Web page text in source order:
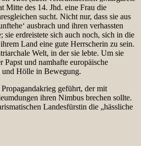
Mitte des 14. Jhd. eine Frau die
sucht. Nicht nur, dass sie aus
ausbrach und ihren verhassten
sie erdreistete sich auch noch, sich in die
Land eine gute Herrscherin zu sein.
Welt, in der sie lebte. Um sie
Papst und namhafte europäische
Hölle in Bewegung.
geführt, der mit
ihren Nimbus brechen sollte.
Landesfürstin die „hässliche